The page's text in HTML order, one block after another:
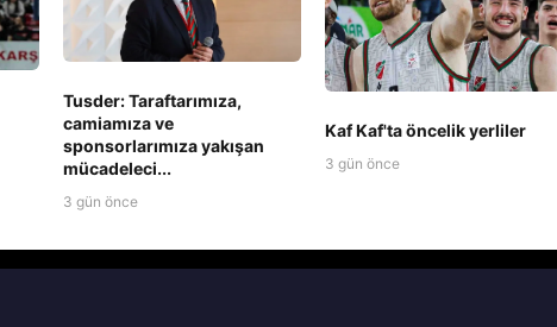
Tusder: Taraftarımıza,
camiamıza ve
sponsorlarımıza yakışan
mücadeleci...
3 gün önce
Kaf Kaf'ta öncelik yerliler
3 gün önce